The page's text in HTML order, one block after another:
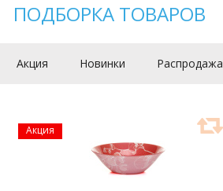
ПОДБОРКА ТОВАРОВ
Акция Новинки Распродажа
Акция